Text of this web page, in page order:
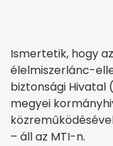
Ismertetik, hogy
élelmiszerlánc-
biztonsági Hivatal (
megyei
– áll az MTI-n.